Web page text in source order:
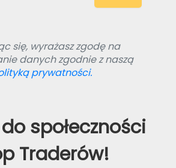
się, wyrażasz zgodę na
danych zgodnie z naszą
prywatności.
do społeczności
Traderów!